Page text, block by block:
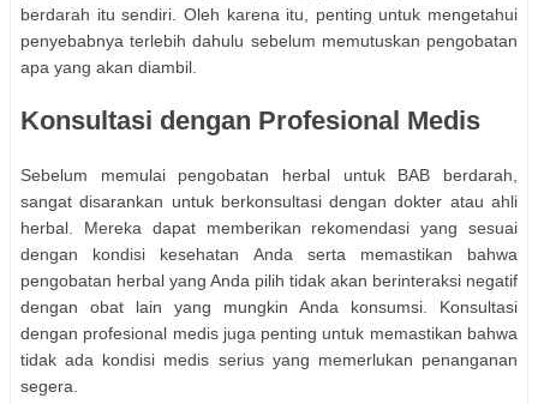
berdarah itu sendiri. Oleh karena itu, penting untuk mengetahui
penyebabnya terlebih dahulu sebelum memutuskan pengobatan
apa yang akan diambil.
Konsultasi dengan Profesional Medis
Sebelum memulai pengobatan herbal untuk BAB berdarah,
sangat disarankan untuk berkonsultasi dengan dokter atau ahli
herbal. Mereka dapat memberikan rekomendasi yang sesuai
dengan kondisi kesehatan Anda serta memastikan bahwa
pengobatan herbal yang Anda pilih tidak akan berinteraksi negatif
dengan obat lain yang mungkin Anda konsumsi. Konsultasi
dengan profesional medis juga penting untuk memastikan bahwa
tidak ada kondisi medis serius yang memerlukan penanganan
segera.